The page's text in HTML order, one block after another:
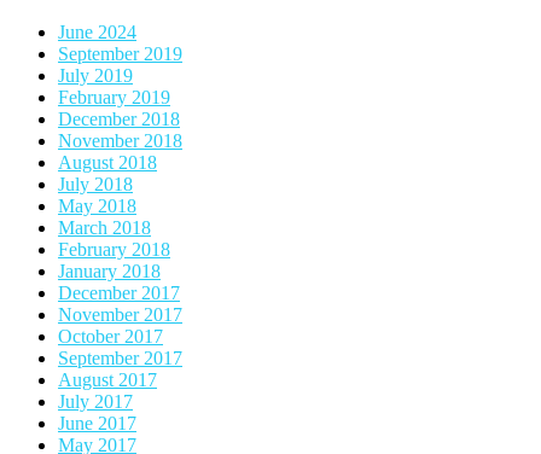
June 2024
September 2019
July 2019
February 2019
December 2018
November 2018
August 2018
July 2018
May 2018
March 2018
February 2018
January 2018
December 2017
November 2017
October 2017
September 2017
August 2017
July 2017
June 2017
May 2017